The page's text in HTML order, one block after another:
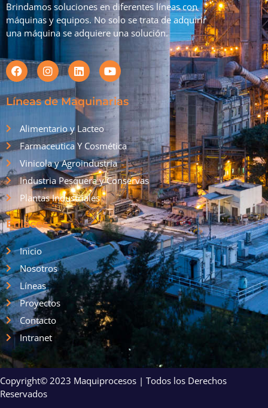
Brindamos soluciones en diferentes líneas con
máquinas y equipos. No solo se trata de adquirir
una máquina se adquiere una solución.
Líneas de Maquinarias
Alimentario y Lacteo
Farmaceutica Y Cosmética
Vinicola y Agroindustria
Industria Pesquera y Conservas
Plantas Industriales
Enlaces
Inicio
Nosotros
Líneas
Proyectos
Contacto
Intranet
Copyright© 2023 Maquiprocesos | Todos los Derechos
Reservados